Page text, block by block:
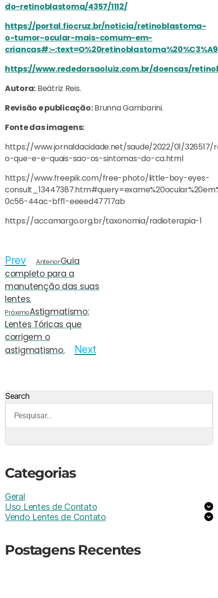
do-retinoblastoma/4357/1112/
https://portal.fiocruz.br/noticia/retinoblastoma-
o-tumor-ocular-mais-comum-em-
https://www.rededorsaoluiz.com.br/doencas/
Autora: Beátriz Reis.
Revisão e publicação:Brunna Gambarini.
Fonte das imagens:
https://www.jornaldacidade.net/saude/2022/01/
o-que-e-e-quais-sao-os-sintomas-do-ca.html
https://www.freepik.com/free-photo/little-boy-eyes-
0c56-44ac-bff1-eeeed47717ab
https://accamargo.org.br/taxonomia/radioterapia-1
Prev AnteriorGuia
completo para a
manutenção das suas
lentes.
PróximoAstigmatismo:
Lentes Tóricas que
corrigem o
astigmatismo.
Next
Search
Categorias
Geral
Uso Lentes de Contato
Vendo Lentes de Contato
Postagens Recentes